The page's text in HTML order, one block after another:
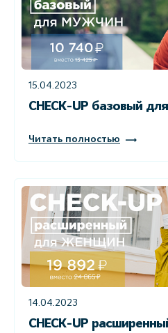
15.04.2023
CHECK-UP базовый
Читать полностью
14.04.2023
CHECK-UP